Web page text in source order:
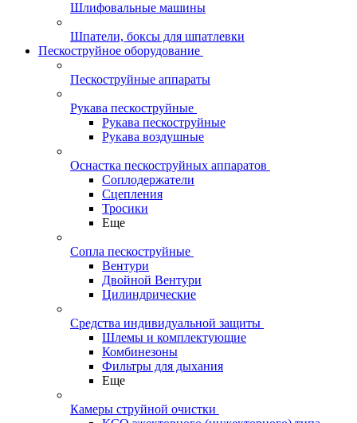
Шлифовальные машины
Шпатели, боксы для шпатлевки
Пескоструйное оборудование
Пескоструйные аппараты
Рукава пескоструйные
Рукава пескоструйные
Рукава воздушные
Оснастка пескоструйных аппаратов
Соплодержатели
Сцепления
Тросики
Еще
Сопла пескоструйные
Вентури
Двойной Вентури
Цилиндрические
Средства индивидуальной защиты
Шлемы и комплектующие
Комбинезоны
Фильтры для дыхания
Еще
Камеры струйной очистки